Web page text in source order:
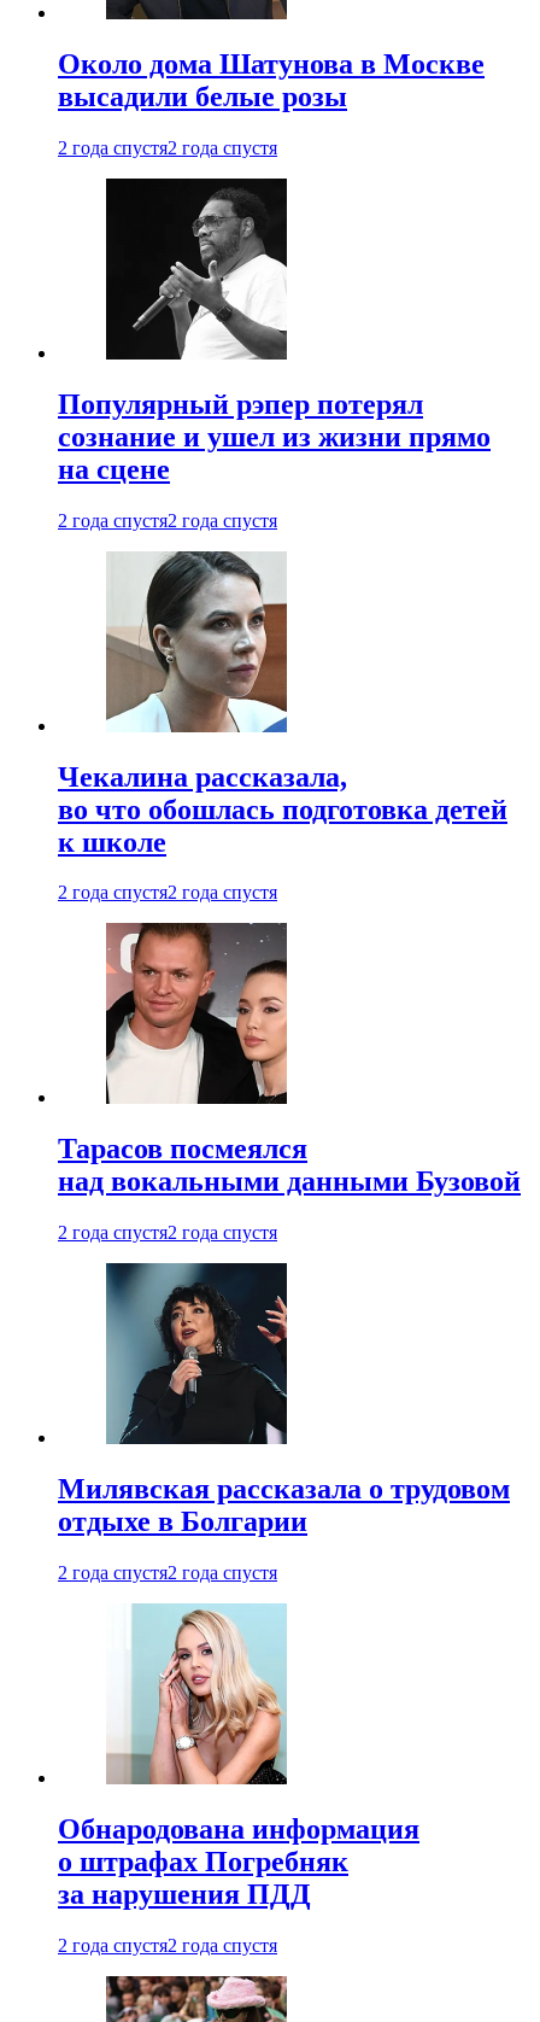
Около дома Шатунова в Москве
высадили белые розы
2 года спустя2 года спустя
Популярный рэпер потерял
сознание и ушел из жизни прямо
на сцене
2 года спустя2 года спустя
Чекалина рассказала,
во что обошлась подготовка детей
к школе
2 года спустя2 года спустя
Тарасов посмеялся
над вокальными данными Бузовой
2 года спустя2 года спустя
Милявская рассказала о трудовом
отдыхе в Болгарии
2 года спустя2 года спустя
Обнародована информация
о штрафах Погребняк
за нарушения ПДД
2 года спустя2 года спустя